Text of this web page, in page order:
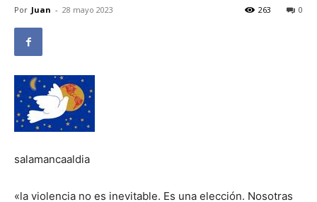
Por Juan - 28 mayo 2023 0
263
salamancaaldia
«la violencia no es inevitable. Es una elección. Nosotras